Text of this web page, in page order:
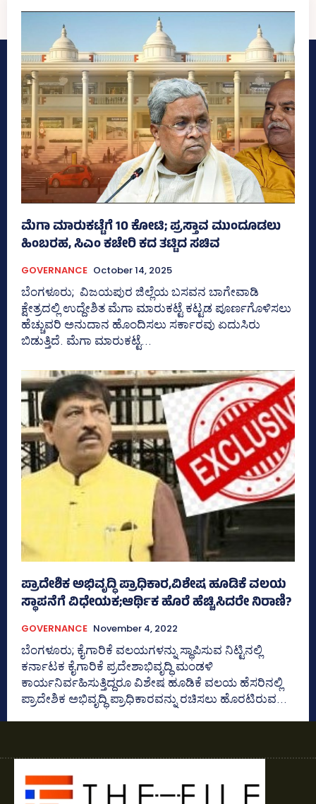
ಮೆಗಾ ಮಾರುಕಟ್ಟೆಗೆ 10 ಕೋಟಿ; ಪ್ರಸ್ತಾವ ಮುಂದೂಡಲು
ಹಿಂಬರಹ, ಸಿಎಂ ಕಚೇರಿ ಕದ ತಟ್ಟಿದ ಸಚಿವ
GOVERNANCE October 14, 2025
ಬೆಂಗಳೂರು; ವಿಜಯಪುರ ಜಿಲ್ಲೆಯ ಬಸವನ ಬಾಗೇವಾಡಿ
ಕ್ಷೇತ್ರದಲ್ಲಿ ಉದ್ದೇಶಿತ ಮೆಗಾ ಮಾರುಕಟ್ಟೆ ಕಟ್ಟಡ ಪೂರ್ಣಗೊಳಿಸಲು
ಹೆಚ್ಚುವರಿ ಅನುದಾನ ಹೊಂದಿಸಲು ಸರ್ಕಾರವು ಏದುಸಿರು
ಬಿಡುತ್ತಿದೆ. ಮೆಗಾ ಮಾರುಕಟ್ಟೆ...
ಪ್ರಾದೇಶಿಕ ಅಭಿವೃದ್ಧಿ ಪ್ರಾಧಿಕಾರ,ವಿಶೇ‍ಷ ಹೂಡಿಕೆ ವಲಯ
ಸ್ಥಾಪನೆಗೆ ವಿಧೇಯಕ;ಆರ್ಥಿಕ ಹೊರೆ ಹೆಚ್ಚಿಸಿದರೇ ನಿರಾಣಿ?
GOVERNANCE November 4, 2022
ಬೆಂಗಳೂರು; ಕೈಗಾರಿಕೆ ವಲಯಗಳನ್ನು ಸ್ಥಾಪಿಸುವ ನಿಟ್ಟಿನಲ್ಲಿ
ಕರ್ನಾಟಕ ಕೈಗಾರಿಕೆ ಪ್ರದೇಶಾಭಿವೃದ್ಧಿ ಮಂಡಳಿ
ಕಾರ್ಯನಿರ್ವಹಿಸುತ್ತಿದ್ದರೂ ವಿಶೇಷ ಹೂಡಿಕೆ ವಲಯ ಹೆಸರಿನಲ್ಲಿ
ಪ್ರಾದೇಶಿಕ ಅಭಿವೃದ್ಧಿ ಪ್ರಾಧಿಕಾರವನ್ನು ರಚಿಸಲು ಹೊರಟಿರುವ...